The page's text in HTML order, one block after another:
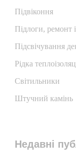
Підвіконня
Підлоги, ремонт
Підсвічування
Рідка
Світильники
Штучний камінь
Недавні